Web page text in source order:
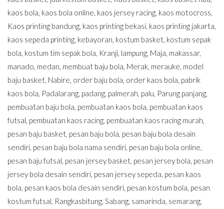
kaos bola, kaos bola online, kaos jersey racing, kaos motocross,
Kaos printing bandung, kaos printing bekasi, kaos printing jakarta,
kaos sepeda printing, kebayoran, kostum basket, kostum sepak
bola, kostum tim sepak bola, Kranji, lampung, Maja, makassar,
manado, medan, membuat baju bola, Merak, merauke, model
baju basket, Nabire, order baju bola, order kaos bola, pabrik
kaos bola, Padalarang, padang, palmerah, palu, Parung panjang,
pembuatan baju bola, pembuatan kaos bola, pembuatan kaos
futsal, pembuatan kaos racing, pembuatan kaos racing murah,
pesan baju basket, pesan baju bola, pesan baju bola desain
sendiri, pesan baju bola nama sendiri, pesan baju bola online,
pesan baju futsal, pesan jersey basket, pesan jersey bola, pesan
jersey bola desain sendiri, pesan jersey sepeda, pesan kaos
bola, pesan kaos bola desain sendiri, pesan kostum bola, pesan
kostum futsal, Rangkasbitung, Sabang, samarinda, semarang,